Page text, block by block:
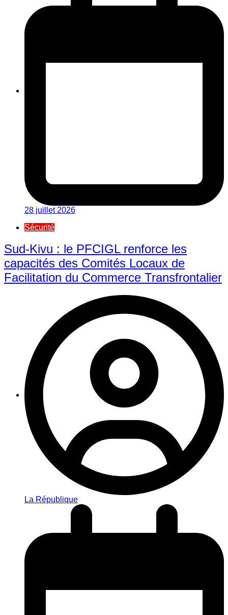
28 juillet 2026
Sécurité
Sud-Kivu : le PFCIGL renforce les
capacités des Comités Locaux de
Facilitation du Commerce Transfrontalier
La République